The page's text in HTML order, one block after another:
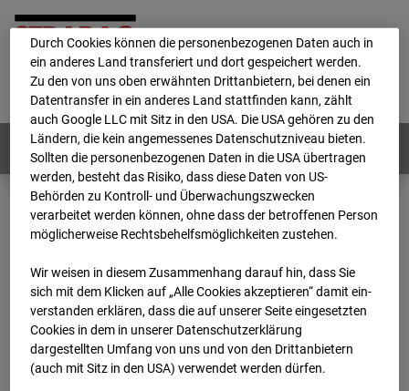
Home E-Mail Impressum
Login
Deutsch / English
Webcams: Alle Länder
Home
Deutschland
BC-186 - BV-Lübbenau Nordkopf
Archiv
2026
07 08 07:15
BC-186 - BV-Lübbenau
Nordkopf
Durch Cookies können die personenbezogenen Daten auch in
ein anderes Land transferiert und dort gespeichert werden.
Zu den von uns oben erwähnten Drittanbietern, bei denen ein
Datentransfer in ein anderes Land stattfinden kann, zählt
auch Google LLC mit Sitz in den USA. Die USA gehören zu den
Ländern, die kein angemessenes Datenschutzniveau bieten.
Sollten die personenbezogenen Daten in die USA übertragen
werden, besteht das Risiko, dass diese Daten von US-
Behörden zu Kontroll- und Überwachungszwecken
verarbeitet werden können, ohne dass der betroffenen Person
möglicherweise Rechtsbehelfsmöglichkeiten zustehen.
Wir weisen in diesem Zusammenhang darauf hin, dass Sie
sich mit dem Klicken auf „Alle Cookies akzeptieren“ damit ein­
ver­standen erklären, dass die auf unserer Seite eingesetzten
Cookies in dem in unserer Datenschutzerklärung
dargestellten Umfang von uns und von den Drittanbietern
(auch mit Sitz in den USA) verwendet werden dürfen.